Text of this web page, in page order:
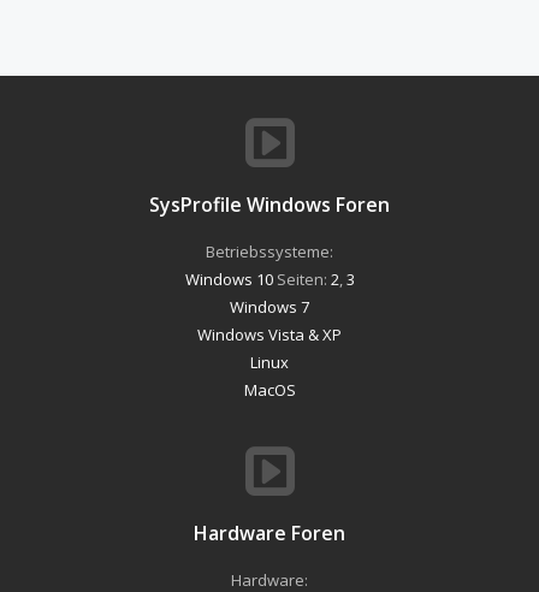
SysProfile Windows Foren
Betriebssysteme:
Windows 10Seiten: 2 3
Windows 7
Windows Vista & XP
Linux
MacOS
Hardware Foren
Hardware: